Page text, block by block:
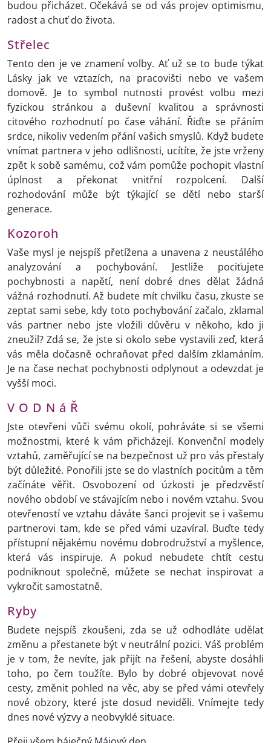
budou přicházet. Očekává se od vás projev optimismu,
radost a chuť do života.
Střelec
Tento den je ve znamení volby. Ať už se to bude týkat
Lásky jak ve vztazích, na pracovišti nebo ve vašem
domově. Je to symbol nutnosti provést volbu mezi
fyzickou stránkou a duševní kvalitou a správnosti
citového rozhodnutí po čase váhání. Řiďte se přáním
srdce, nikoliv vedením přání vašich smyslů. Když budete
vnímat partnera v jeho odlišnosti, ucítíte, že jste vrženy
zpět k sobě samému, což vám pomůže pochopit vlastní
úplnost a překonat vnitřní rozpolcení. Další
rozhodování může být týkající se dětí nebo starší
generace.
Kozoroh
Vaše mysl je nejspíš přetížena a unavena z neustálého
analyzování a pochybování. Jestliže pociťujete
pochybnosti a napětí, není dobré dnes dělat žádná
vážná rozhodnutí. Až budete mít chvilku času, zkuste se
zeptat sami sebe, kdy toto pochybování začalo, zklamal
vás partner nebo jste vložili důvěru v někoho, kdo ji
zneužil? Zdá se, že jste si okolo sebe vystavili zeď, která
vás měla dočasně ochraňovat před dalším zklamáním.
Je na čase nechat pochybnosti odplynout a odevzdat je
vyšší moci.
V O D N á Ř
Jste otevřeni vůči svému okolí, pohráváte si se všemi
možnostmi, které k vám přicházejí. Konvenční modely
vztahů, zaměřující se na bezpečnost už pro vás přestaly
být důležité. Ponořili jste se do vlastních pocitům a těm
začínáte věřit. Osvobození od úzkosti je předzvěstí
nového období ve stávajícím nebo i novém vztahu. Svou
otevřeností ve vztahu dáváte šanci projevit se i vašemu
partnerovi tam, kde se před vámi uzavíral. Buďte tedy
přístupní nějakému novému dobrodružství a myšlence,
která vás inspiruje. A pokud nebudete chtít cestu
podniknout společně, můžete se nechat inspirovat a
vykročit samostatně.
Ryby
Budete nejspíš zkoušeni, zda se už odhodláte udělat
změnu a přestanete být v neutrální pozici. Váš problém
je v tom, že nevíte, jak přijít na řešení, abyste dosáhli
toho, po čem toužíte. Bylo by dobré objevovat nové
cesty, změnit pohled na věc, aby se před vámi otevřely
nové obzory, které jste dosud neviděli. Vnímejte tedy
dnes nové výzvy a neobvyklé situace.